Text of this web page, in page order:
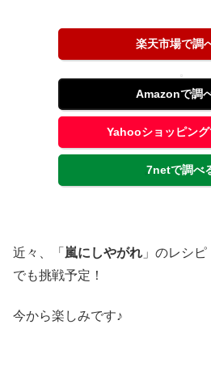
楽天市場で調
Amazonで調
Yahooショッピン
7netで調べ
近々、「 嵐にしやがれ 」のレシピ
でも挑戦予定！
今から楽しみです♪